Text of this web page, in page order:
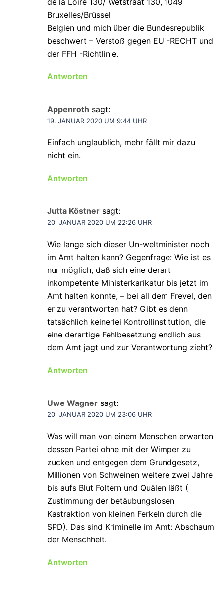
Bruxelles/Brüssel
Belgien und mich über die Bundesrepublik
beschwert – Verstoß gegen EU -RECHT und
der FFH -Richtlinie.
Antworten
Appenroth sagt:
19. JANUAR 2020 UM 9:44 UHR
Einfach unglaublich, mehr fällt mir dazu
nicht ein.
Antworten
Jutta Köstner sagt:
20. JANUAR 2020 UM 22:26 UHR
Wie lange sich dieser Un-weltminister noch
im Amt halten kann? Gegenfrage: Wie ist es
nur möglich, daß sich eine derart
inkompetente Ministerkarikatur bis jetzt im
Amt halten konnte, – bei all dem Frevel, den
er zu verantworten hat? Gibt es denn
tatsächlich keinerlei Kontrollinstitution, die
eine derartige Fehlbesetzung endlich aus
dem Amt jagt und zur Verantwortung zieht?
Antworten
Uwe Wagner sagt:
20. JANUAR 2020 UM 23:06 UHR
Was will man von einem Menschen erwarten
dessen Partei ohne mit der Wimper zu
zucken und entgegen dem Grundgesetz,
Millionen von Schweinen weitere zwei Jahre
bis aufs Blut Foltern und Quälen läßt (
Zustimmung der betäubungslosen
Kastraktion von kleinen Ferkeln durch die
SPD). Das sind Kriminelle im Amt: Abschaum
der Menschheit.
Antworten